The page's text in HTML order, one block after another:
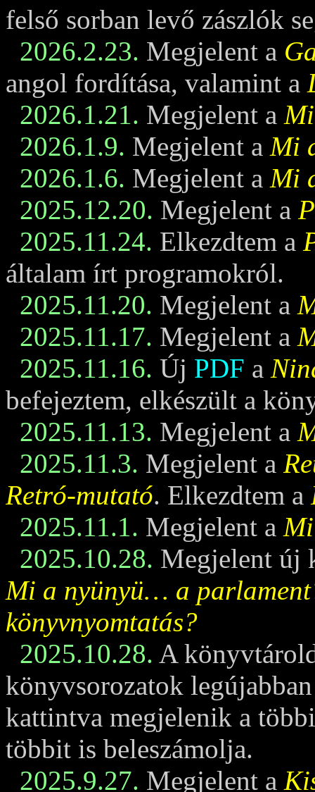
felső sorban levő zászlók
2026.2.23. Megjelent a
angol fordítása, valamint a
2026.1.21. Megjelent a
2026.1.9. Megjelent a Mi
2026.1.6. Megjelent a Mi
2025.12.20. Megjelent a
2025.11.24. Elkezdtem a
általam írt programokról.
2025.11.20. Megjelent a
2025.11.17. Megjelent a
2025.11.16. Új PDF a
befejeztem, elkészült a
2025.11.13. Megjelent a
2025.11.3. Megjelent a
Retró-mutató. Elkezdtem a
2025.11.1. Megjelent a
2025.10.28. Megjelent új
Mi a nyünyü… a
könyvnyomtatás?
2025.10.28. A
könyvsorozatok
kattintva megjelenik a
többit is beleszámolja.
2025.9.27. Megjelent a